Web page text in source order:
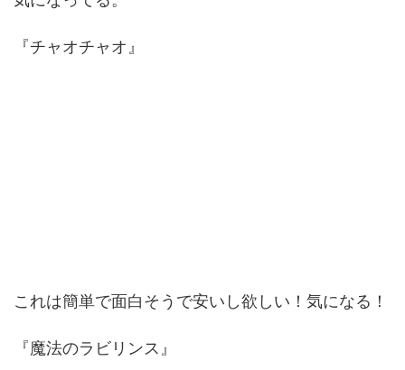
『チャオチャオ』
これは簡単で面白そうで安いし欲しい！気になる！
『魔法のラビリンス』